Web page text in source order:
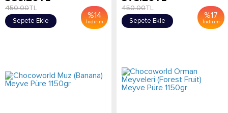
%14
İndirim
450.00TL
Sepete Ekle
%17
İndirim
450.00TL
Sepete Ekle